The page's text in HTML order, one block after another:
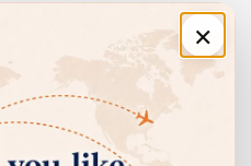
방
로의 자극을 차단합니다. 차가운
의 원인에 어프로치합니다.
×